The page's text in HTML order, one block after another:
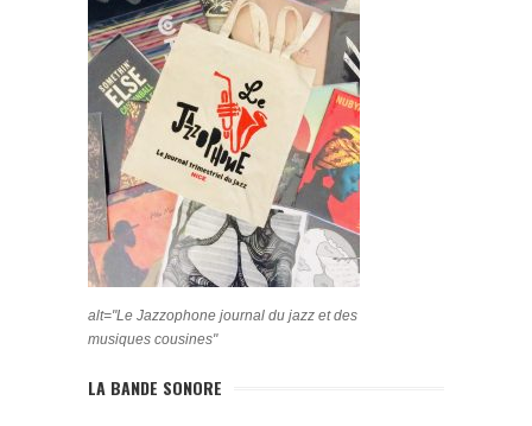
alt="Le Jazzophone journal du jazz et des
musiques cousines"
LA BANDE SONORE